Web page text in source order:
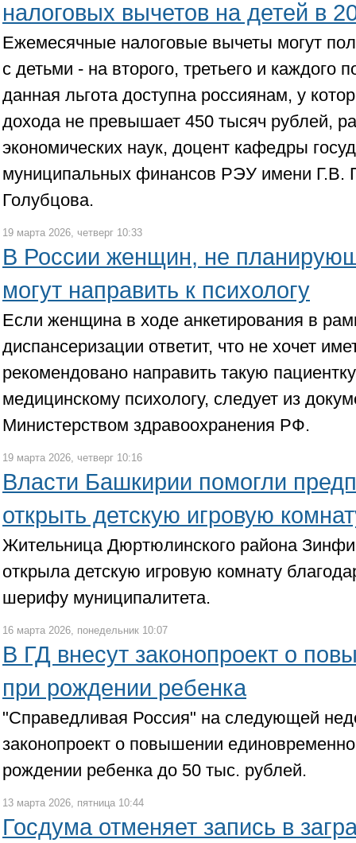
налоговых вычетов на детей в
Ежемесячные налоговые вычеты могут
с детьми - на второго, третьего и каждого
данная льгота доступна россиянам, у
дохода не превышает 450 тысяч рублей,
экономических наук, доцент кафедры
муниципальных финансов РЭУ имени Г.В.
Голубцова.
19 марта 2026, четверг 10:33
В России женщин, не
могут направить к психологу
Если женщина в ходе анкетирования в
диспансеризации ответит, что не хочет
рекомендовано направить такую
медицинскому психологу, следует из
Министерством здравоохранения РФ.
19 марта 2026, четверг 10:16
Власти Башкирии помогли
открыть детскую игровую
Жительница Дюртюлинского района
открыла детскую игровую комнату
шерифу муниципалитета.
16 марта 2026, понедельник 10:07
В ГД внесут законопроект о
при рождении ребенка
"Справедливая Россия" на следующей
законопроект о повышении
рождении ребенка до 50 тыс. рублей.
13 марта 2026, пятница 10:44
Госдума отменяет запись в